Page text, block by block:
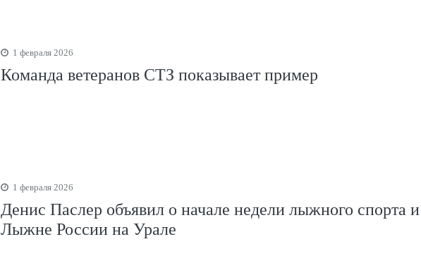
1 февраля 2026
Команда ветеранов СТЗ показывает пример
1 февраля 2026
Денис Паслер объявил о начале недели лыжного спорта и
Лыжне России на Урале